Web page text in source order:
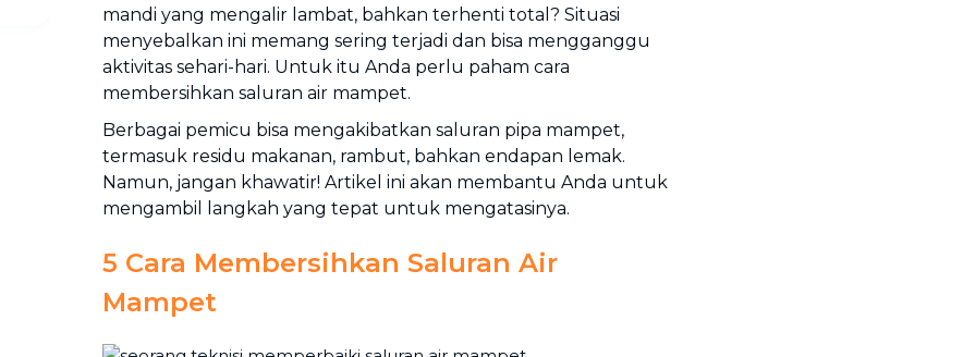
mandi yang mengalir lambat, bahkan terhenti total? Situasi
menyebalkan ini memang sering terjadi dan bisa mengganggu
aktivitas sehari-hari. Untuk itu Anda perlu paham cara
membersihkan saluran air mampet.
Berbagai pemicu bisa mengakibatkan saluran pipa mampet,
termasuk residu makanan, rambut, bahkan endapan lemak.
Namun, jangan khawatir! Artikel ini akan membantu Anda untuk
mengambil langkah yang tepat untuk mengatasinya.
5 Cara Membersihkan Saluran Air
Mampet